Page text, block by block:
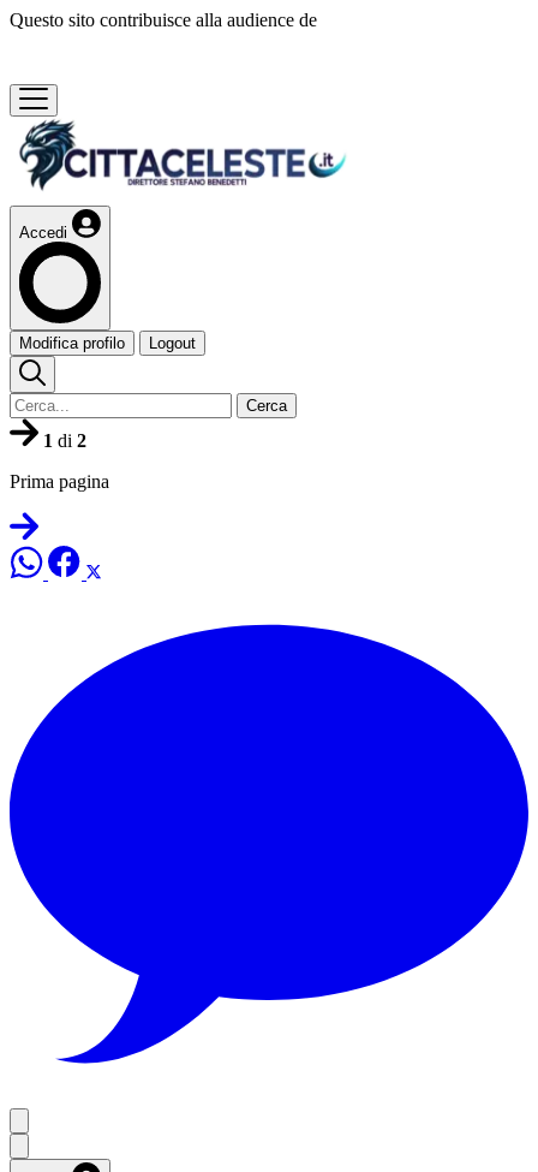
Questo sito contribuisce alla audience de
Accedi
Modifica profilo Logout
Cerca
1 di 2
Prima pagina